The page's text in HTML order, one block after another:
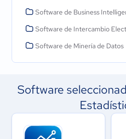
Software de Business
Software de Intercambio
Software de Minería de Datos
Software